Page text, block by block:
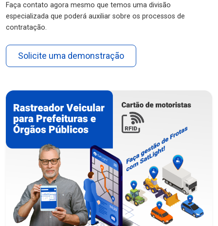
Faça contato agora mesmo que temos uma divisão
especializada que poderá auxiliar sobre os processos de
contratação.
Solicite uma demonstração